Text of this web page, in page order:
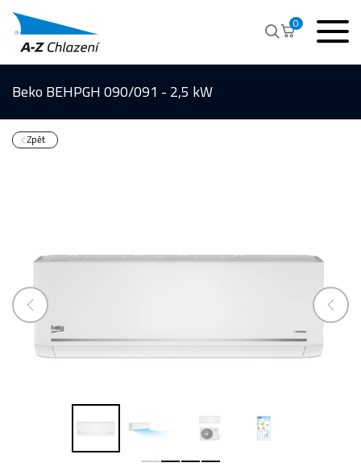
0
Beko BEHPGH 090/091 - 2,5 kW
Zpět